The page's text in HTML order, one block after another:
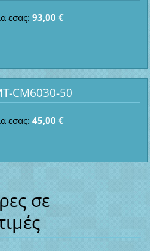
εσας: 93,00 €
CM6030-50
εσας: 45,00 €
σε